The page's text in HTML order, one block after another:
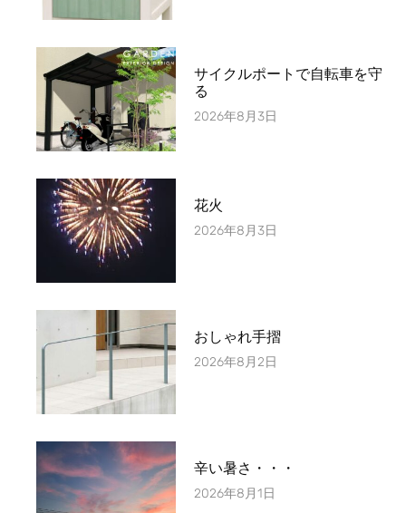
サイクルポートで自転車を守
る
2026年8月3日
花火
2026年8月3日
おしゃれ手摺
2026年8月2日
辛い暑さ・・・
2026年8月1日